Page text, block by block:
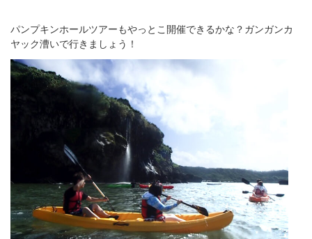
パンプキンホールツアーもやっとこ開催できるかな？ガンガンカ
ヤック漕いで行きましょう！